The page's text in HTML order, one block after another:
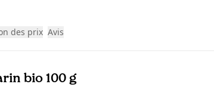
des prix Avis
bio 100 g